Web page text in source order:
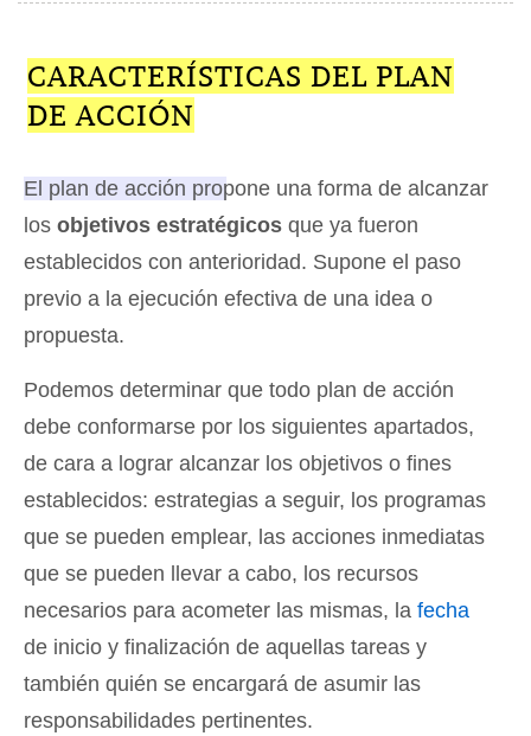
CARACTERÍSTICAS DEL PLAN
DE ACCIÓN
El plan de acción propone una forma de alcanzar
los objetivos estratégicos que ya fueron
establecidos con anterioridad. Supone el paso
previo a la ejecución efectiva de una idea o
propuesta.
Podemos determinar que todo plan de acción
debe conformarse por los siguientes apartados,
de cara a lograr alcanzar los objetivos o fines
establecidos: estrategias a seguir, los programas
que se pueden emplear, las acciones inmediatas
que se pueden llevar a cabo, los recursos
necesarios para acometer las mismas, la fecha
de inicio y finalización de aquellas tareas y
también quién se encargará de asumir las
responsabilidades pertinentes.